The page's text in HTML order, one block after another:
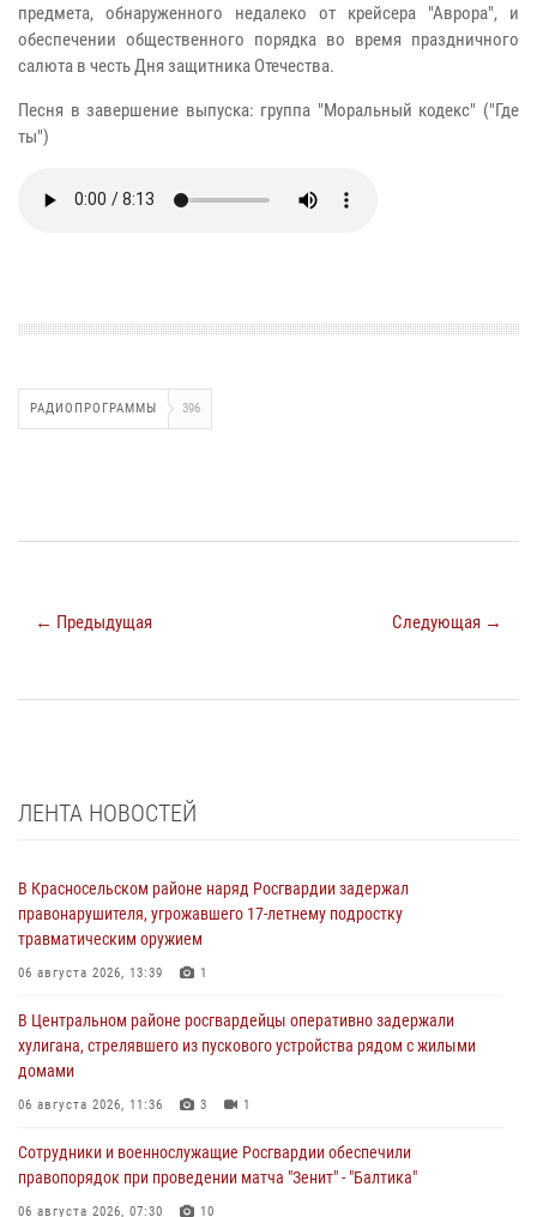
предмета, обнаруженного недалеко от крейсера "Аврора", и
обеспечении общественного порядка во время праздничного
салюта в честь Дня защитника Отечества.
Песня в завершение выпуска: группа "Моральный кодекс" ("Где
ты")
РАДИОПРОГРАММЫ 396
← Предыдущая Следующая →
ЛЕНТА НОВОСТЕЙ
В Красносельском районе наряд Росгвардии задержал
правонарушителя, угрожавшего 17-летнему подростку
травматическим оружием
06 августа 2026, 13:39 1
В Центральном районе росгвардейцы оперативно задержали
хулигана, стрелявшего из пускового устройства рядом с жилыми
домами
06 августа 2026, 11:36 3 1
Сотрудники и военнослужащие Росгвардии обеспечили
правопорядок при проведении матча "Зенит" - "Балтика"
06 августа 2026, 07:30 10